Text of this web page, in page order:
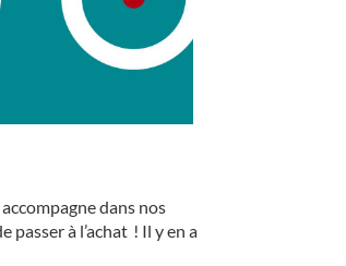
dans nos
à l’achat ! Il y en a